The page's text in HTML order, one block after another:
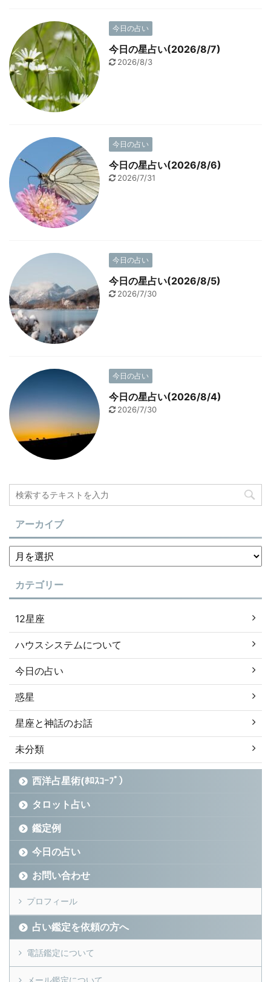
今日の占い
今日の星占い(2026/8/7)
2026/8/3
今日の占い
今日の星占い(2026/8/6)
2026/7/31
今日の占い
今日の星占い(2026/8/5)
2026/7/30
今日の占い
今日の星占い(2026/8/4)
2026/7/30
アーカイブ
カテゴリー
12星座
ハウスシステムについて
今日の占い
惑星
星座と神話のお話
未分類
西洋占星術(ﾎﾛｽｺｰﾌﾟ）
タロット占い
鑑定例
今日の占い
お問い合わせ
プロフィール
占い鑑定を依頼の方へ
電話鑑定について
メール鑑定について